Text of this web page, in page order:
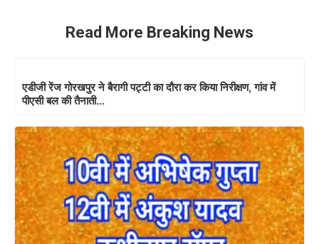
Read More Breaking News
एडीजी रेंज गोरखपुर ने बैरागी पट्टी का दौरा कर किया निरीक्षण, गांव में
पीएसी बल की तैनाती…